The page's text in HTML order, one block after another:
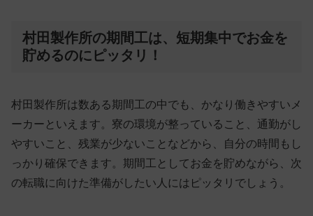
村田製作所の期間工は、短期集中でお金を
貯めるのにピッタリ！
村田製作所は数ある期間工の中でも、かなり働きやすいメ
ーカーといえます。寮の環境が整っていること、通勤がし
やすいこと、残業が少ないことなどから、自分の時間もし
っかり確保できます。期間工としてお金を貯めながら、 次
の転職に向けた準備がしたい人にはピッタリ でしょう。